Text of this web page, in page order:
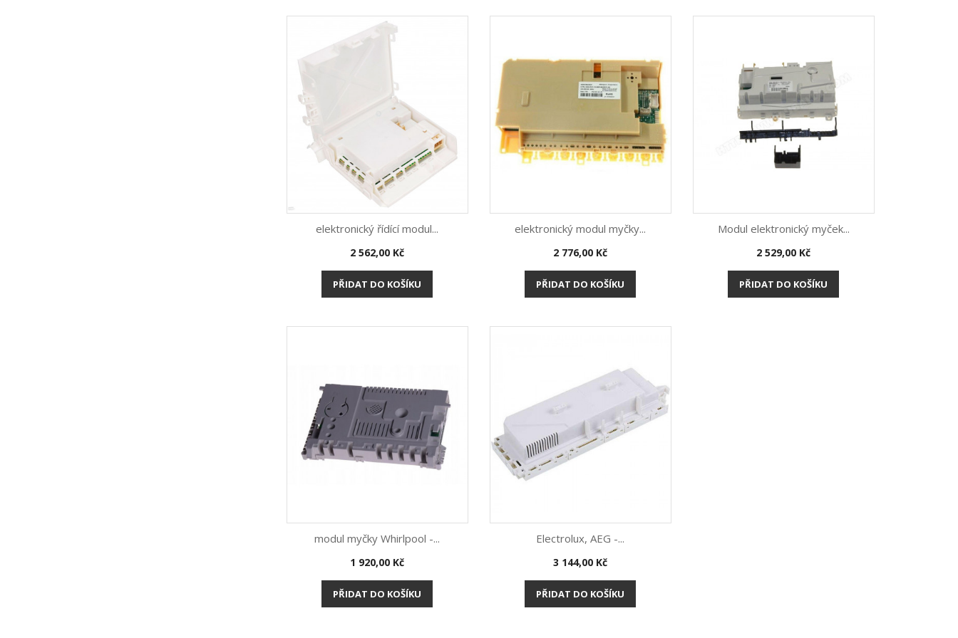
Rychlý náhled
elektronický řídící modul...
Cena
2 562,00 Kč
PŘIDAT DO KOŠÍKU
Rychlý náhled
elektronický modul myčky...
Cena
2 776,00 Kč
PŘIDAT DO KOŠÍKU
Rychlý náhled
Modul elektronický myček...
Cena
2 529,00 Kč
PŘIDAT DO KOŠÍKU
Rychlý náhled
modul myčky Whirlpool -...
Cena
1 920,00 Kč
PŘIDAT DO KOŠÍKU
Rychlý náhled
Electrolux, AEG -...
Cena
3 144,00 Kč
PŘIDAT DO KOŠÍKU